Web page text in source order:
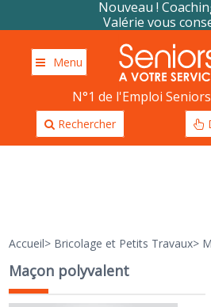
Nouveau !
Valérie vous
Menu
N°1 de l'Emploi
Rechercher
Accueil> Bricolage et Petits Travaux>
Maçon polyvalent